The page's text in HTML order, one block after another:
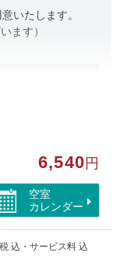
いたします。
ます）
6,540 円
空室
カレンダー
込・サービス料 込